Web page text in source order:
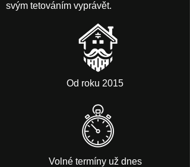
svým tetováním vyprávět.
Od roku 2015
Volné termíny už dnes